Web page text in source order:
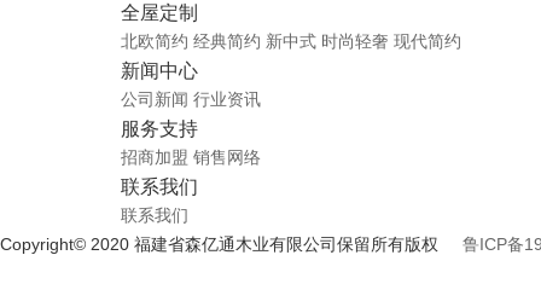
全屋定制
北欧简约 经典简约 新中式 时尚轻奢 现代简约
新闻中心
公司新闻 行业资讯
服务支持
招商加盟 销售网络
联系我们
联系我们
Copyright© 2020 福建省森亿通木业有限公司保留所有版权 鲁ICP备